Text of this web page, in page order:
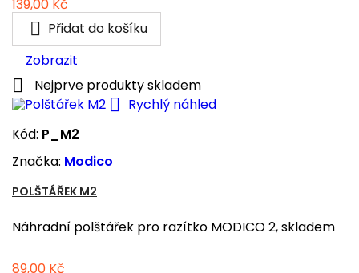
Cena
139,00 Kč
 Přidat do košíku
Zobrazit
 Nejprve produkty skladem

Rychlý náhled
Kód: P_M2
Značka: Modico
POLŠTÁŘEK M2
Náhradní polštářek pro razítko MODICO 2, skladem
Cena
89,00 Kč